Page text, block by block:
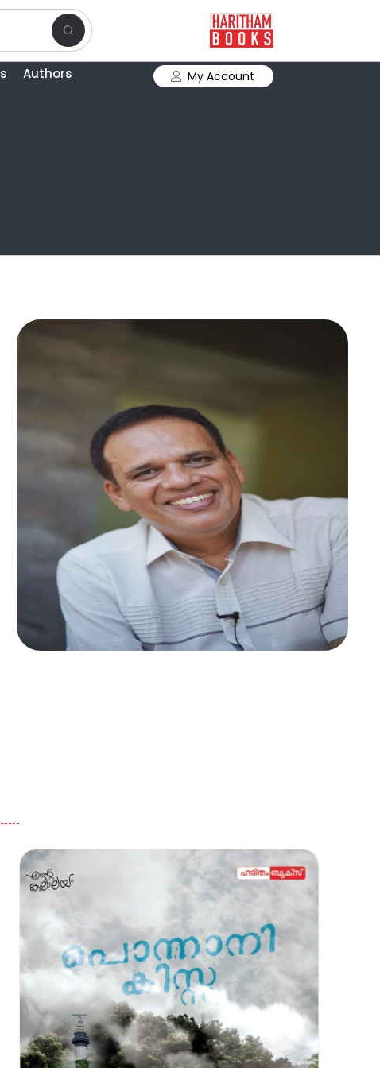
Authors
My Account